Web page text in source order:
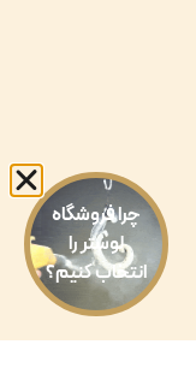
چرا فروشگاه
لوستر را
انتخاب کنیم؟